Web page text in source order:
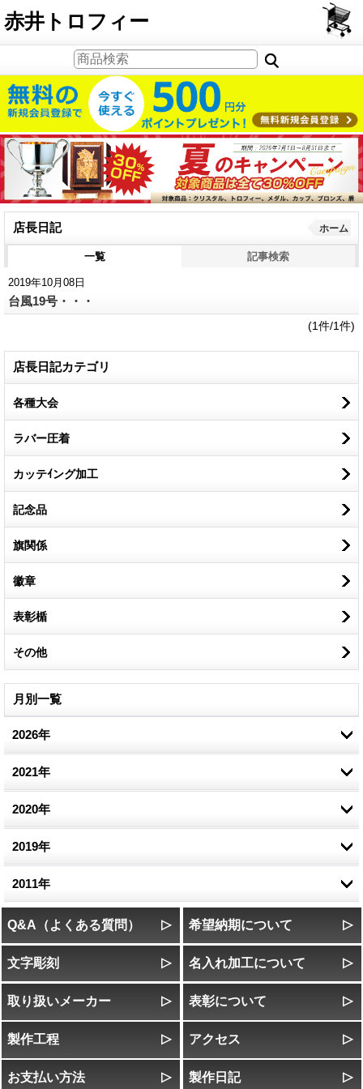
PCサイト
赤井トロフィー
店長日記 ホーム
一覧 記事検索
2019年10月08日
台風19号・・・
(1件/1件)
店長日記カテゴリ
各種大会
ラバー圧着
カッテｲング加工
記念品
旗関係
徽章
表彰楯
その他
月別一覧
2026年
6月 (5)
2021年
5月 (3)
4月 (4)
3月 (4)
2月 (2)
1月 (3)
2020年
10月 (1)
9月 (1)
6月 (1)
5月 (2)
4月 (2)
2019年
10月 (1)
2011年
7月 (7)
6月 (22)
5月 (19)
Q&A（よくある質問） 希望納期について
文字彫刻 名入れ加工について
取り扱いメーカー 表彰について
製作工程 アクセス
お支払い方法 製作日記